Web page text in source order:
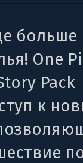
больше
One
Pack
к